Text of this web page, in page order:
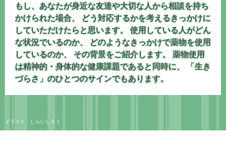
もし、あなたが身近な友達や大切な人から相談を持ち
かけられた場合、
どう対応するかを考えるきっかけに
していただけたらと思います。
使用している人がどん
な状況でいるのか、
どのようなきっかけで薬物を使用
しているのか、
その背景をご紹介します。
薬物使用
は精神的・身体的な健康課題であると同時に、
「生き
づらさ」のひとつのサインでもあります。
イラスト しらいしろう